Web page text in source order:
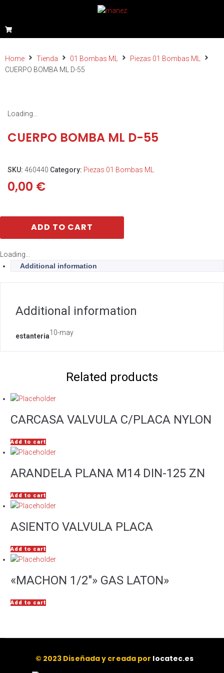
Home Tienda 01 Bombas ML
Piezas 01 Bombas ML
CUERPO BOMBA ML D-55
Loading...
CUERPO BOMBA ML D-55
SKU: 460440 Category: Piezas 01 Bombas ML
0,00 €
ADD TO CART
Loading...
Additional information
Additional information
estanteria10-may
Related products
CARCASA VALVULA C/PLACA NYLON
Add to cart
ARANDELA PLANA M14 DIN-125 ZN
Add to cart
ASIENTO VALVULA PLACA
Add to cart
«MACHON 1/2″» GAS LATON»
Add to cart
© 2023 Diseñada y creada por locatec.es